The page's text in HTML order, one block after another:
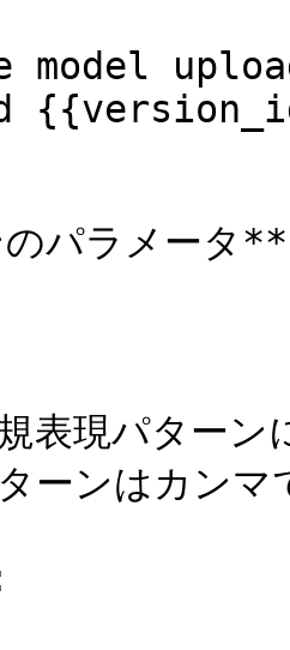
model
パラメータ**
表現パター
ーンはカンマ